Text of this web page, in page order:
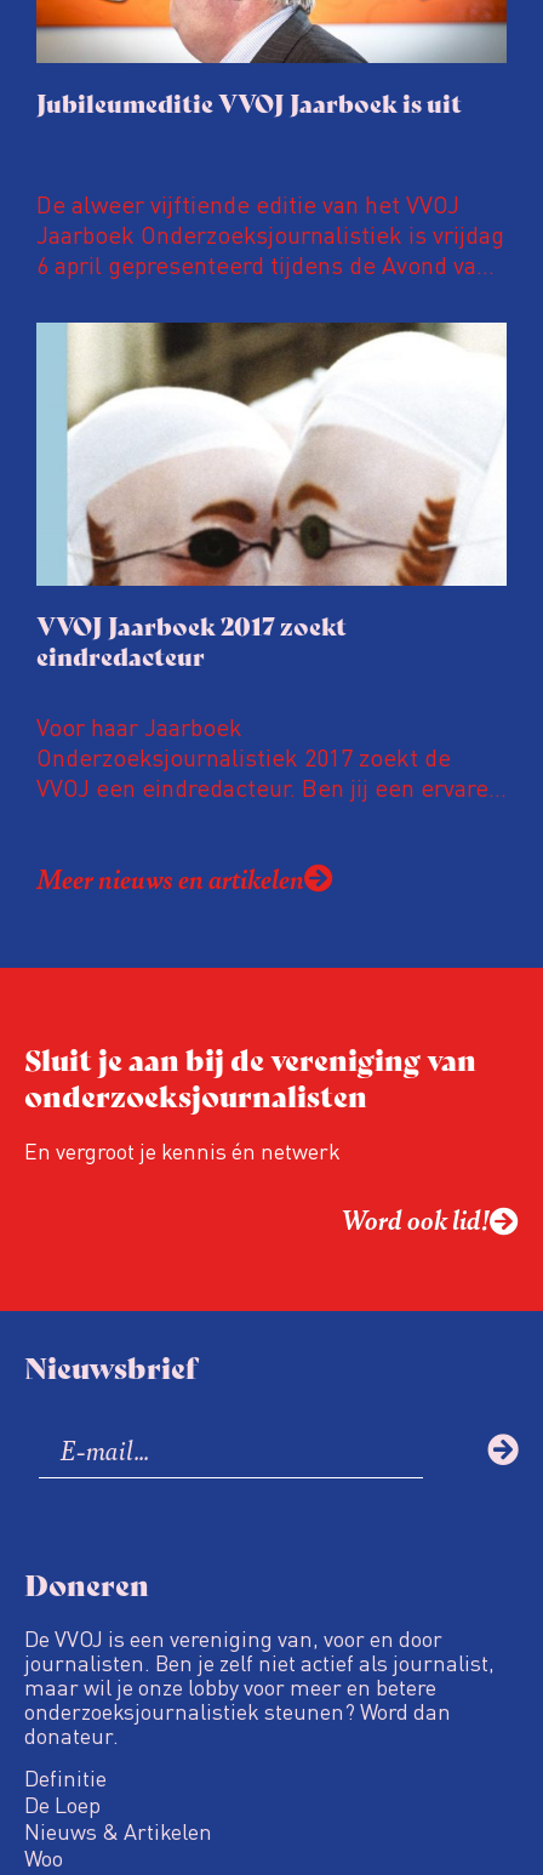
Jubileumeditie VVOJ Jaarboek is uit
De alweer vijftiende editie van het VVOJ
Jaarboek Onderzoeksjournalistiek is vrijdag
6 april gepresenteerd tijdens de Avond van
Zwijger in Amsterdam. In deze
jubileumuitgave een speciaal katern met
kleurenfoto’s waarop ANP-fotografen een
jaar onderzoeksjournalistiek in beeld
brengen.
VVOJ Jaarboek 2017 zoekt
eindredacteur
Voor haar Jaarboek
Onderzoeksjournalistiek 2017 zoekt de
VVOJ een eindredacteur. Ben jij een ervaren
VVOJ en beschik je over de talenten die
verder.
Meer nieuws en artikelen
Sluit je aan bij de vereniging van
onderzoeksjournalisten
En vergroot je kennis én netwerk
Word ook lid!
Nieuwsbrief
Doneren
De VVOJ is een vereniging van, voor en door
journalisten. Ben je zelf niet actief als journalist,
maar wil je onze lobby voor meer en betere
onderzoeksjournalistiek steunen? Word dan
donateur.
Definitie
De Loep
Nieuws & Artikelen
Woo